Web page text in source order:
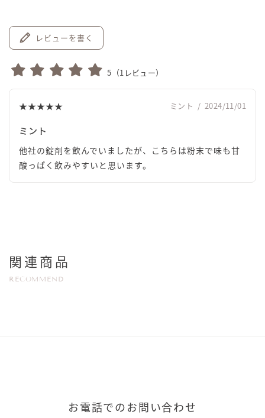
レビューを書く
5 （1 レビュー）
★★★★★ ミント / 2024/11/01
ミント
他社の錠剤を飲んでいましたが、こちらは粉末で味も甘
酸っぱく飲みやすいと思います。
関連商品
RECOMMEND
お電話でのお問い合わせ